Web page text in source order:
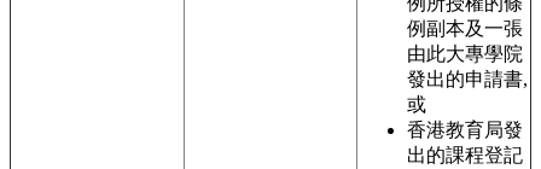
例副本及一張
由此大專學院
發出的申請書,
或
香港教育局發
出的課程登記